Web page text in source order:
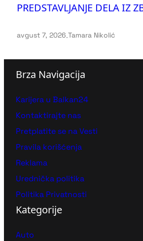
PREDSTAVLJANJE DELA IZ
avgust 7, 2026.Tamara Nikolić
Brza Navigacija
Karijera u Balkan24
Kontaktirajte nas
Pretplatite se na Vesti
Pravila korišćenja
Reklama
Urednička politika
Politika Privatnosti
Kategorije
Auto